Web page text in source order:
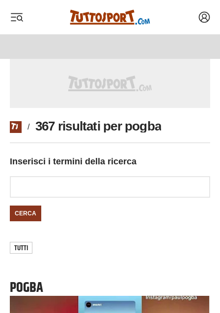
/ 367 risultati per pogba
Inserisci i termini della ricerca
CERCA
TUTTI
POGBA